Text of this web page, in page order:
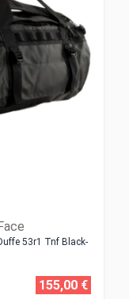
53r1 Tnf Black-
155,00 €